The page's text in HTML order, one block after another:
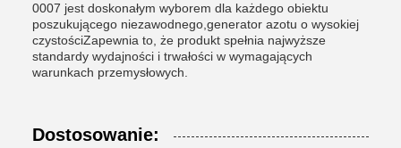
0007 jest doskonałym wyborem dla każdego obiektu
poszukującego niezawodnego,generator azotu o wysokiej
czystościZapewnia to, że produkt spełnia najwyższe
standardy wydajności i trwałości w wymagających
warunkach przemysłowych.
Dostosowanie: